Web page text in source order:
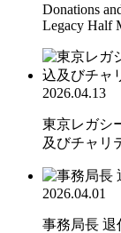
Donations
Legacy Half
2026.04.13
東京レガシ
及びチャリ
2026.04.01
事務局長 退